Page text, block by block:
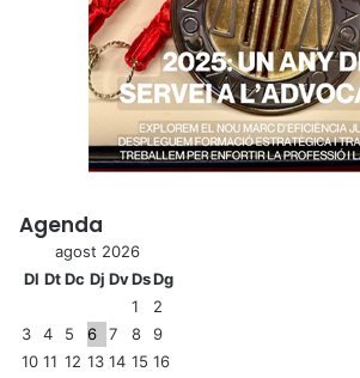
Agenda
agost 2026
Dl DtDc Dj DvDsDg
1
2
3
4 5 6 7 8
9
10 11 12 13 14 15 16